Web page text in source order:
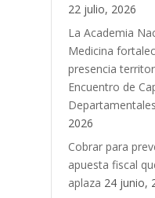
22 julio, 2026
La Academia
Medicina
presencia
Encuentro de
Departamentales
2026
Cobrar para
apuesta fiscal
aplaza 24 junio,